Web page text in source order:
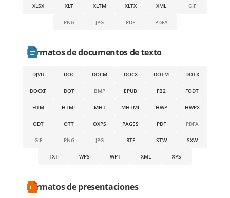
XLSX XLT XLTM XLTX XML GIF
PNG JPG PDF PDFA
Formatos de documentos de texto
DJVU DOC DOCM DOCX DOTM DOTX
DOCXF DOT BMP EPUB FB2 FODT
HTM HTML MHT MHTML HWP HWPX
ODT OTT OXPS PAGES PDF PDFA
GIF PNG JPG RTF STW SXW
TXT WPS WPT XML XPS
Formatos de presentaciones